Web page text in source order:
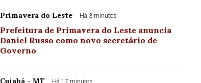
Primavera do Leste Há 3 minutos
Prefeitura de Primavera do Leste anuncia
Daniel Russo como novo secretário de
Governo
Cuiabá - MT Há 17 minutos